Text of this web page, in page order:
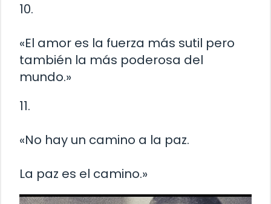
10.
«El amor es la fuerza más sutil pero
también la más poderosa del
mundo.»
11.
«No hay un camino a la paz.
La paz es el camino.»